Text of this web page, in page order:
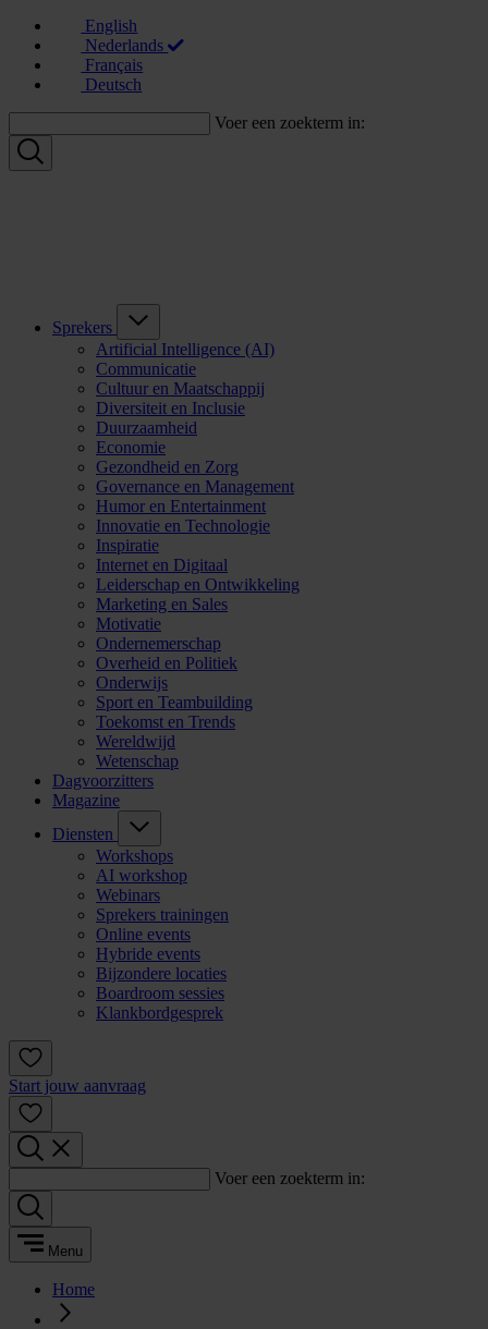
English
Nederlands
Français
Deutsch
Voer een zoekterm in:
Sprekers
Artificial Intelligence (AI)
Communicatie
Cultuur en Maatschappij
Diversiteit en Inclusie
Duurzaamheid
Economie
Gezondheid en Zorg
Governance en Management
Humor en Entertainment
Innovatie en Technologie
Inspiratie
Internet en Digitaal
Leiderschap en Ontwikkeling
Marketing en Sales
Motivatie
Ondernemerschap
Overheid en Politiek
Onderwijs
Sport en Teambuilding
Toekomst en Trends
Wereldwijd
Wetenschap
Dagvoorzitters
Magazine
Diensten
Workshops
AI workshop
Webinars
Sprekers trainingen
Online events
Hybride events
Bijzondere locaties
Boardroom sessies
Klankbordgesprek
Start jouw aanvraag
Voer een zoekterm in:
Menu
Home